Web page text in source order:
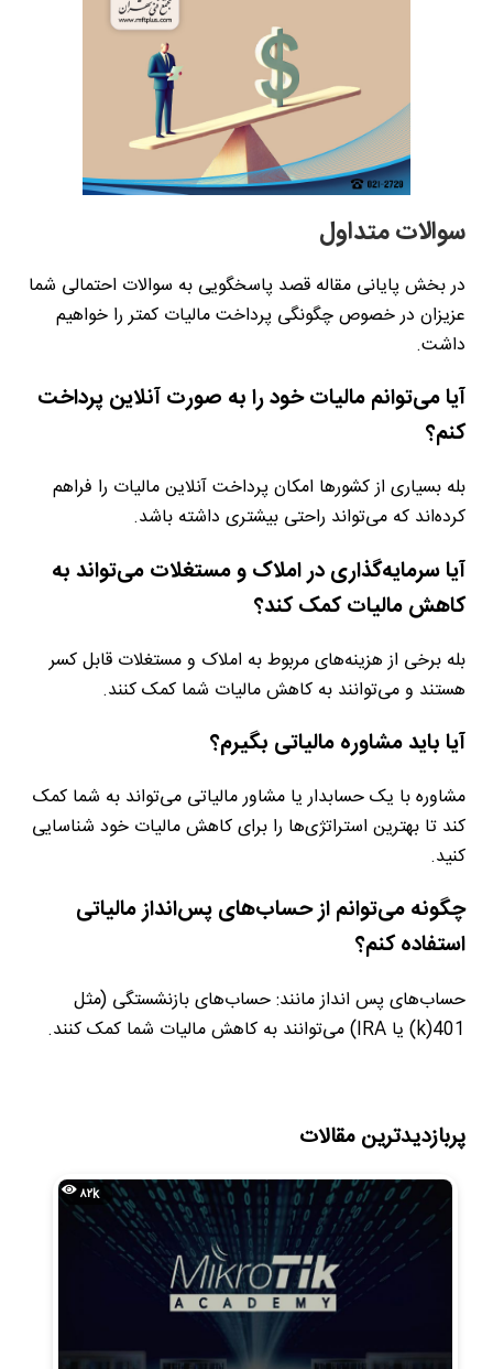
سوالات متداول
در بخش پایانی مقاله قصد پاسخگویی به سوالات احتمالی شما
عزیزان در خصوص چگونگی پرداخت مالیات کمتر را خواهیم
داشت.
آیا می‌توانم مالیات خود را به صورت آنلاین پرداخت
کنم؟
بله بسیاری از کشورها امکان پرداخت آنلاین مالیات را فراهم
کرده‌اند که می‌تواند راحتی بیشتری داشته باشد.
آیا سرمایه‌گذاری در املاک و مستغلات می‌تواند به
کاهش مالیات کمک کند؟
بله برخی از هزینه‌های مربوط به املاک و مستغلات قابل کسر
هستند و می‌توانند به کاهش مالیات شما کمک کنند.
آیا باید مشاوره مالیاتی بگیرم؟
مشاوره با یک حسابدار یا مشاور مالیاتی می‌تواند به شما کمک
کند تا بهترین استراتژی‌ها را برای کاهش مالیات خود شناسایی
کنید.
چگونه می‌توانم از حساب‌های پس‌انداز مالیاتی
استفاده کنم؟
حساب‌های پس ‌انداز مانند: حساب‌های بازنشستگی (مثل
401(
k) یا IRA) می‌توانند به کاهش مالیات شما کمک کنند.
پربازدیدترین مقالات
۸۲k